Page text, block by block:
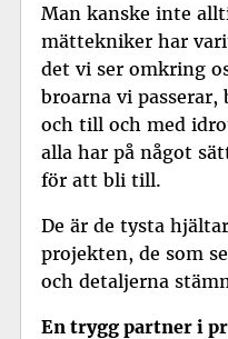
Man kanske inte
mättekniker har
det vi ser omkring
broarna vi passerar,
och till och med
alla har på något
för att bli till.
De är de tysta
projekten, de som
och detaljerna
En trygg partner i